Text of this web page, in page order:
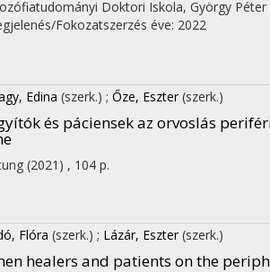
Doktori Iskola, György Péter
Fokozatszerzés éve: 2022
Edina (szerk.) ; Őze, Eszter (szerk.)
és páciensek az orvoslás
(2021) , 104 p.
Flóra (szerk.) ; Lázár, Eszter (szerk.)
healers and patients on the